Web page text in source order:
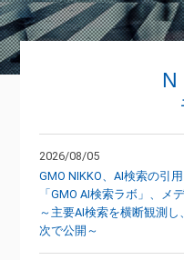
2026/08/05
GMO NIKKO、AI検索の引
「GMO AI検索ラボ」、メ
～主要AI検索を横断観測
次で公開～